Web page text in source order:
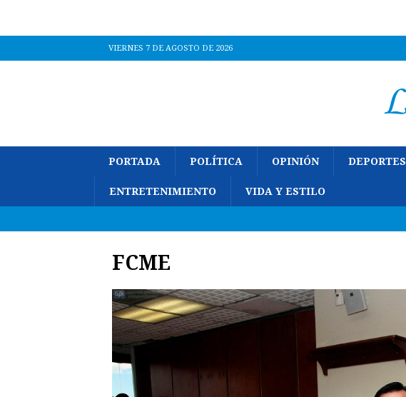
VIERNES 7 DE AGOSTO DE 2026
PORTADA POLÍTICA OPINIÓN DEPORTES
ENTRETENIMIENTO VIDA Y ESTILO
FCME